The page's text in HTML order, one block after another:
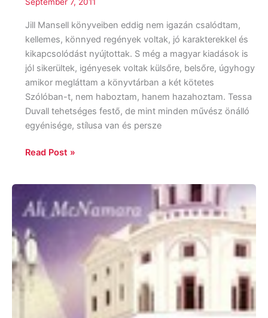
Jill Mansell könyveiben eddig nem igazán csalódtam,
kellemes, könnyed regények voltak, jó karakterekkel és
kikapcsolódást nyújtottak. S még a magyar kiadások is
jól sikerültek, igényesek voltak külsőre, belsőre, úgyhogy
amikor megláttam a könyvtárban a két kötetes
Szólóban-t, nem haboztam, hanem hazahoztam. Tessa
Duvall tehetséges festő, de mint minden művész önálló
egyénisége, stílusa van és persze
Read Post »
McNamara:
From
Notting
Hill
with
Love…